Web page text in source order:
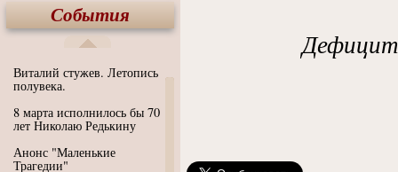
События
Виталий стужев. Летопись
полувека.
8 марта исполнилось бы 70
лет Николаю Редькину
Анонс "Маленькие
Трагедии"